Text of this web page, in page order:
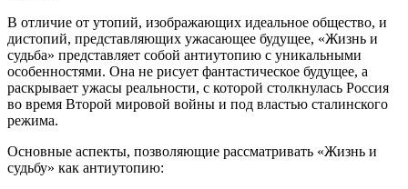
В отличие от утопий, изображающих идеальное общество, и
дистопий, представляющих ужасающее будущее, «Жизнь и
судьба» представляет собой антиутопию с уникальными
особенностями. Она не рисует фантастическое будущее, а
раскрывает ужасы реальности, с которой столкнулась Россия
во время Второй мировой войны и под властью сталинского
режима.
Основные аспекты, позволяющие рассматривать «Жизнь и
судьбу» как антиутопию: